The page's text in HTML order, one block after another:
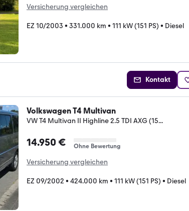
Versicherung vergleichen
EZ 10/2003 • 331.000 km • 111 kW (151 PS) • Diesel
Kontakt
Volkswagen T4 Multivan
VW T4 Multivan II Highline 2.5 TDI AXG (15...
14.950 € Ohne Bewertung
Versicherung vergleichen
EZ 09/2002 • 424.000 km • 111 kW (151 PS) • Diesel